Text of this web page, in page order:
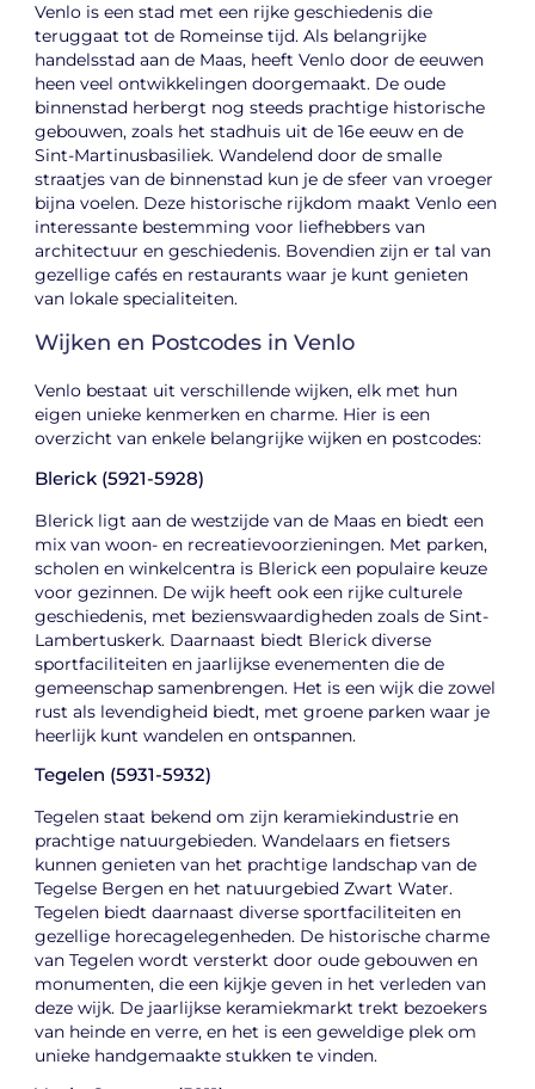
Venlo is een stad met een rijke geschiedenis die
teruggaat tot de Romeinse tijd. Als belangrijke
handelsstad aan de Maas, heeft Venlo door de eeuwen
heen veel ontwikkelingen doorgemaakt. De oude
binnenstad herbergt nog steeds prachtige historische
gebouwen, zoals het stadhuis uit de 16e eeuw en de
Sint-Martinusbasiliek. Wandelend door de smalle
straatjes van de binnenstad kun je de sfeer van vroeger
bijna voelen. Deze historische rijkdom maakt Venlo een
interessante bestemming voor liefhebbers van
architectuur en geschiedenis. Bovendien zijn er tal van
gezellige cafés en restaurants waar je kunt genieten
van lokale specialiteiten.
Wijken en Postcodes in Venlo
Venlo bestaat uit verschillende wijken, elk met hun
eigen unieke kenmerken en charme. Hier is een
overzicht van enkele belangrijke wijken en postcodes:
Blerick (5921-5928)
Blerick ligt aan de westzijde van de Maas en biedt een
mix van woon- en recreatievoorzieningen. Met parken,
scholen en winkelcentra is Blerick een populaire keuze
voor gezinnen. De wijk heeft ook een rijke culturele
geschiedenis, met bezienswaardigheden zoals de Sint-
Lambertuskerk. Daarnaast biedt Blerick diverse
sportfaciliteiten en jaarlijkse evenementen die de
gemeenschap samenbrengen. Het is een wijk die zowel
rust als levendigheid biedt, met groene parken waar je
heerlijk kunt wandelen en ontspannen.
Tegelen (5931-5932)
Tegelen staat bekend om zijn keramiekindustrie en
prachtige natuurgebieden. Wandelaars en fietsers
kunnen genieten van het prachtige landschap van de
Tegelse Bergen en het natuurgebied Zwart Water.
Tegelen biedt daarnaast diverse sportfaciliteiten en
gezellige horecagelegenheden. De historische charme
van Tegelen wordt versterkt door oude gebouwen en
monumenten, die een kijkje geven in het verleden van
deze wijk. De jaarlijkse keramiekmarkt trekt bezoekers
van heinde en verre, en het is een geweldige plek om
unieke handgemaakte stukken te vinden.